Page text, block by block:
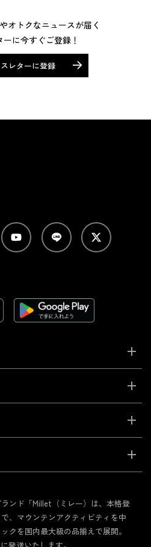
オトクなニュースが届く
に今すぐご登録！
レターに登録
ンド「Millet（ミレー）は、本格登
、マウンテンアクティビティを中
クを国内最大級の品揃えで展開。
発送いたします。